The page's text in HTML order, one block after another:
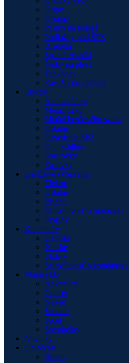
Gripy
Ostatné
Pásiky na kolesá
Podložky pod ŠPZ
Riadidlá
Spätné zrkadlá
Šróby na plexi
Tankpady
Závažia do riaditok
Elektro
Akumulátory
Merač tlaku
Modul brzdového svetla
Ostatné
Osvetlenie ŠPZ
Quickshifter
Smerovky
Zásuvky
Garážové vybavenie
Elektro
Ostatné
Plachty
Starostlivosť o motocykel
Stojany
Kombinézy
Dámske
Pánske
Slidery
Starostlivosť o kombinézy
Motocykle
Adventure
Cruiser
Naked
Scooter
Sport
Štvorkolky
Novinky
Oblečenie
Bundy